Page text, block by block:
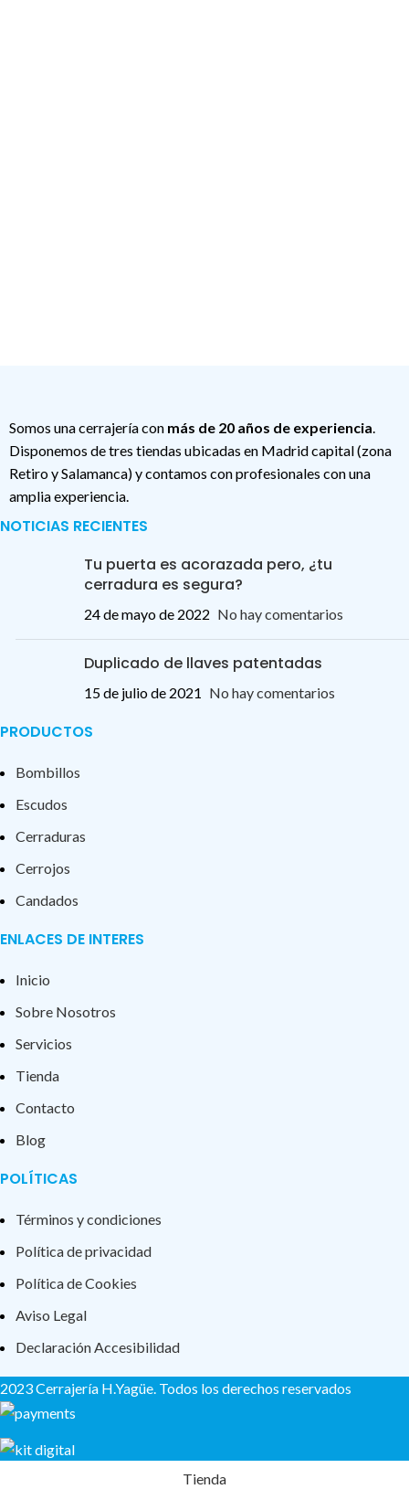
Somos una cerrajería con más de 20 años de experiencia
Disponemos de tres tiendas ubicadas en Madrid capital (zona
Retiro y Salamanca) y contamos con profesionales con una
amplia experiencia.
NOTICIAS RECIENTES
Tu puerta es acorazada pero, ¿tu
cerradura es segura?
24 de mayo de 2022 No hay comentarios
Duplicado de llaves patentadas
15 de julio de 2021 No hay comentarios
PRODUCTOS
Bombillos
Escudos
Cerraduras
Cerrojos
Candados
ENLACES DE INTERES
Inicio
Sobre Nosotros
Servicios
Tienda
Contacto
Blog
POLÍTICAS
Términos y condiciones
Política de privacidad
Política de Cookies
Aviso Legal
Declaración Accesibilidad
2023 Cerrajería H.Yagüe. Todos los derechos reservados
Tienda